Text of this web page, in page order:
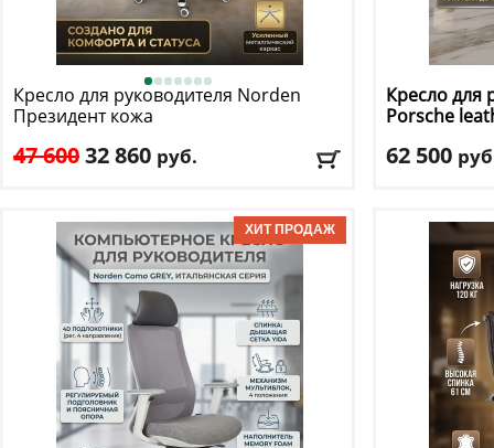
Кресло для руководителя Norden
Президент кожа
47 60032 860 руб.
Механизм качания: мультиблок
Регулировка по высоте: есть
Материал обивки: натуральная кожа
Подлокотники: да
Доставка:БЕСПЛАТНО, 1-2 дня
Кресло для
Porsche
62 500
Механизм
Регулировка
Материал
Доставка: